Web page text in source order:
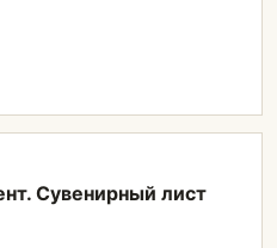
Сувенирный лист